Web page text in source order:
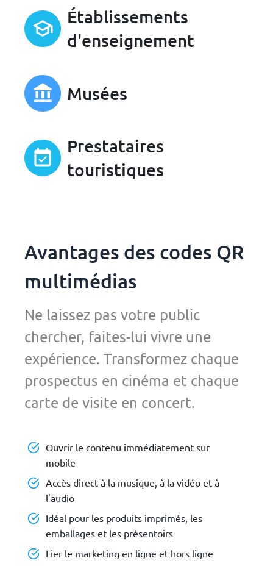
Établissements
d'enseignement
Musées
Prestataires
touristiques
Avantages des codes QR
multimédias
Ne laissez pas votre public
chercher, faites-lui vivre une
expérience. Transformez chaque
prospectus en cinéma et chaque
carte de visite en concert.
Ouvrir le contenu immédiatement sur
mobile
Accès direct à la musique, à la vidéo et à
l'audio
Idéal pour les produits imprimés, les
emballages et les présentoirs
Lier le marketing en ligne et hors ligne